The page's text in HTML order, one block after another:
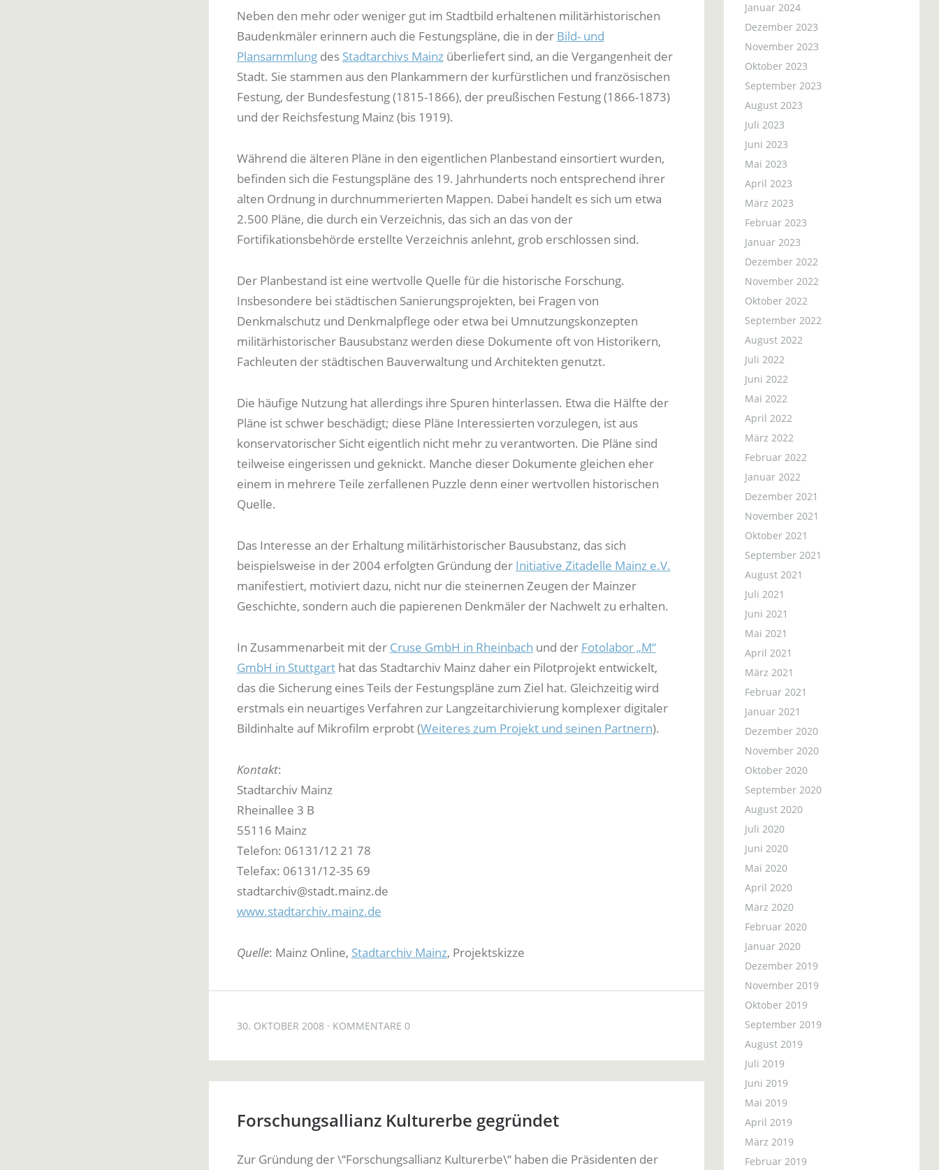
Neben den mehr oder weniger gut im Stadtbild erhaltenen militärhistorischen
Baudenkmäler erinnern auch die Festungspläne, die in der Bild- und
Plansammlungdes Stadtarchivs Mainzüberliefert sind, an die Vergangenheit der
Stadt. Sie stammen aus den Plankammern der kurfürstlichen und französischen
Festung, der Bundesfestung (1815-1866), der preußischen Festung (1866-1873)
und der Reichsfestung Mainz (bis 1919).
Während die älteren Pläne in den eigentlichen Planbestand einsortiert wurden,
befinden sich die Festungspläne des 19. Jahrhunderts noch entsprechend ihrer
alten Ordnung in durchnummerierten Mappen. Dabei handelt es sich um etwa
2.500 Pläne, die durch ein Verzeichnis, das sich an das von der
Fortifikationsbehörde erstellte Verzeichnis anlehnt, grob erschlossen sind.
Der Planbestand ist eine wertvolle Quelle für die historische Forschung.
Insbesondere bei städtischen Sanierungsprojekten, bei Fragen von
Denkmalschutz und Denkmalpflege oder etwa bei Umnutzungskonzepten
militärhistorischer Bausubstanz werden diese Dokumente oft von Historikern,
Fachleuten der städtischen Bauverwaltung und Architekten genutzt.
Die häufige Nutzung hat allerdings ihre Spuren hinterlassen. Etwa die Hälfte der
Pläne ist schwer beschädigt; diese Pläne Interessierten vorzulegen, ist aus
konservatorischer Sicht eigentlich nicht mehr zu verantworten. Die Pläne sind
teilweise eingerissen und geknickt. Manche dieser Dokumente gleichen eher
einem in mehrere Teile zerfallenen Puzzle denn einer wertvollen historischen
Quelle.
Das Interesse an der Erhaltung militärhistorischer Bausubstanz, das sich
beispielsweise in der 2004 erfolgten Gründung der Initiative Zitadelle Mainz e.V.
manifestiert, motiviert dazu, nicht nur die steinernen Zeugen der Mainzer
Geschichte, sondern auch die papierenen Denkmäler der Nachwelt zu erhalten.
In Zusammenarbeit mit der Cruse GmbH in Rheinbach und der Fotolabor „M“
GmbH in Stuttgarthat das Stadtarchiv Mainz daher ein Pilotprojekt entwickelt,
das die Sicherung eines Teils der Festungspläne zum Ziel hat. Gleichzeitig wird
erstmals ein neuartiges Verfahren zur Langzeitarchivierung komplexer digitaler
Bildinhalte auf Mikrofilm erprobt (Weiteres zum Projekt und seinen Partnern).
Kontakt:
Stadtarchiv Mainz
Rheinallee 3 B
55116 Mainz
Telefon: 06131/12 21 78
Telefax: 06131/12-35 69
stadtarchiv@stadt.mainz.de
www.stadtarchiv.mainz.de
Quelle: Mainz Online, Stadtarchiv Mainz, Projektskizze
30. OKTOBER 2008 KOMMENTARE 0
Forschungsallianz Kulturerbe gegründet
Zur Gründung der \“Forschungsallianz Kulturerbe\“ haben die Präsidenten der
Januar 2024
Dezember 2023
November 2023
Oktober 2023
September 2023
August 2023
Juli 2023
Juni 2023
Mai 2023
April 2023
März 2023
Februar 2023
Januar 2023
Dezember 2022
November 2022
Oktober 2022
September 2022
August 2022
Juli 2022
Juni 2022
Mai 2022
April 2022
März 2022
Februar 2022
Januar 2022
Dezember 2021
November 2021
Oktober 2021
September 2021
August 2021
Juli 2021
Juni 2021
Mai 2021
April 2021
März 2021
Februar 2021
Januar 2021
Dezember 2020
November 2020
Oktober 2020
September 2020
August 2020
Juli 2020
Juni 2020
Mai 2020
April 2020
März 2020
Februar 2020
Januar 2020
Dezember 2019
November 2019
Oktober 2019
September 2019
August 2019
Juli 2019
Juni 2019
Mai 2019
April 2019
März 2019
Februar 2019